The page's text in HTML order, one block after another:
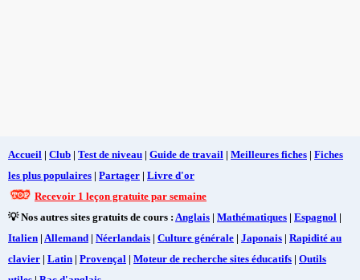
Accueil | Club | Test de niveau | Guide de travail | Meilleures fiches | Fiches
les plus populaires | Partager | Livre d'or
Recevoir 1 leçon gratuite par semaine
💡 Nos autres sites gratuits de cours : Anglais | Mathématiques | Espagnol |
Italien | Allemand | Néerlandais | Culture générale | Japonais | Rapidité au
clavier | Latin | Provençal | Moteur de recherche sites éducatifs | Outils